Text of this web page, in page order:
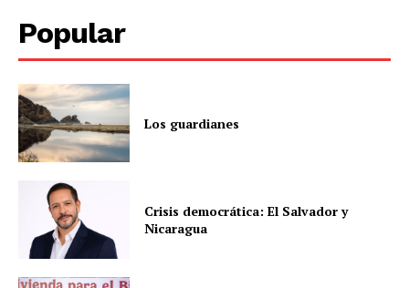
Popular
Los guardianes
Crisis democrática: El Salvador y
Nicaragua